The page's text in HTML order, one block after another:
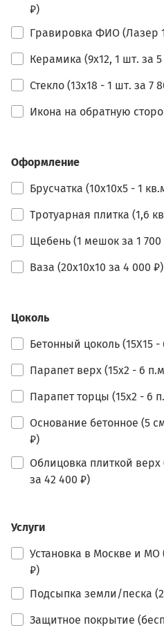
₽)
Гравировка ФИО (Лазер
Керамика (9х12, 1 шт. за
Стекло (13х18 - 1 шт. за 7
Икона на обратную
Оформление
Брусчатка (10х10х5 - 1
Тротуарная плитка (1,6
Щебень (1 мешок за 1 700
Ваза (20х10х10 за 4 000 ₽)
Цоколь
Бетонный цоколь (15Х15 -
Парапет верх (15х2 - 6
Парапет торцы (15х2 - 6
Основание бетонное (5
₽)
Облицовка плиткой верх
за 42 400 ₽)
Услуги
Установка в Москве и МО
₽)
Подсыпка земли/песка
Защитное покрытие